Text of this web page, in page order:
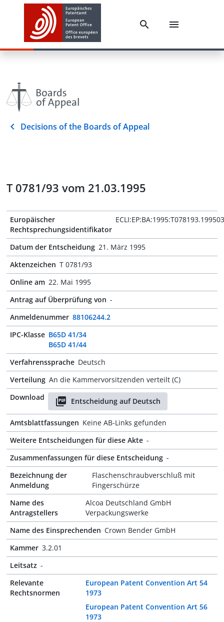
Decisions of the Boards of Appeal
T 0781/93 vom 21.03.1995
Europäischer
Rechtsprechungsidentifikator
Datum der Entscheidung 21. März 1995
Aktenzeichen T 0781/93
Online am 22. Mai 1995
Antrag auf Überprüfung von -
Anmeldenummer 88106244.2
IPC-Klasse B65D 41/34
B65D 41/44
Verfahrenssprache Deutsch
Verteilung An die Kammervorsitzenden verteilt (C)
Download
Entscheidung auf Deutsch
Amtsblattfassungen Keine AB-Links gefunden
Weitere Entscheidungen für diese Akte -
Zusammenfassungen für diese Entscheidung -
Bezeichnung der
Anmeldung
Flaschenschraubverschluß mit
Fingerschürze
Name des
Antragstellers
Alcoa Deutschland GmbH
Verpackungswerke
Name des Einsprechenden Crown Bender GmbH
Kammer 3.2.01
Leitsatz -
Relevante
Rechtsnormen
European Patent Convention Art 54
1973
European Patent Convention Art 56
1973